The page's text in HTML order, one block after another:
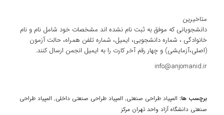
متاخیرین
دانشجویانی که موفق به ثبت نام نشده اند مشخصات خود شامل نام و نام
خانوادگی ، شماره دانشجویی، ایمیل، شماره تلفن همراه، حالت آزمون
(اصلی،آزمایشی) و چهار رقم آخر کارت را به ایمیل انجمن ارسال کنند.
info@anjomanid.ir
برچسب ها: المپیاد طراحی صنعتی, المپیاد طراحی صنعتی داخلی, المپیاد طراحی
صنعتی دانشگاه آزاد واحد تهران مرکز